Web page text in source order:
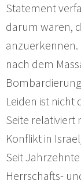
Statement
darum waren,
anzuerkennen.
nach dem
Leiden ist nicht
Seite relativiert
Konflikt in
Seit
Herrschafts-